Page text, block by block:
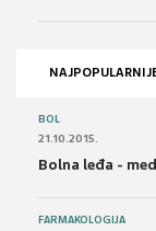
BOL
21.10.2015.
Bolna leđa -
FARMAKOLOGIJA